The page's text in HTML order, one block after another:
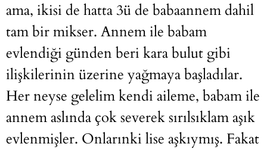
ama, ikisi de hatta 3ü de babaannem dahil
tam bir mikser. Annem ile babam
evlendiği günden beri kara bulut gibi
ilişkilerinin üzerine yağmaya başladılar.
Her neyse gelelim kendi aileme, babam ile
annem aslında çok severek sırılsıklam aşık
evlenmişler. Onlarınki lise aşkıymış. Fakat